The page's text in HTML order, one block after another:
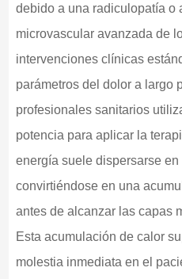
debido a una radiculopatía o
microvascular avanzada de
intervenciones clínicas
parámetros del dolor a largo
profesionales sanitarios
potencia para aplicar la
energía suele dispersarse
convirtiéndose en una
antes de alcanzar las capas
Esta acumulación de calor
molestia inmediata en el